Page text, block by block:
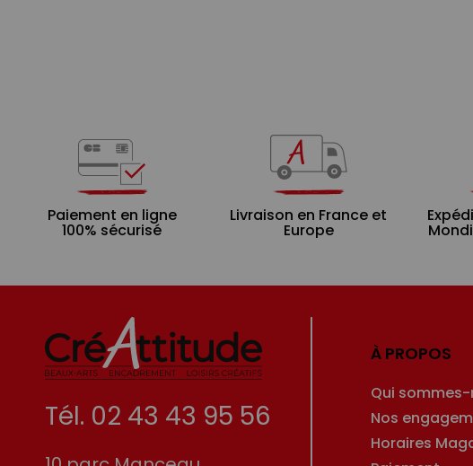
Paiement en ligne
100% sécurisé
Livraison en France et
Europe
Tél. 02 43 43 95 56
À PROPOS
Qui sommes-
Nos
Horaires